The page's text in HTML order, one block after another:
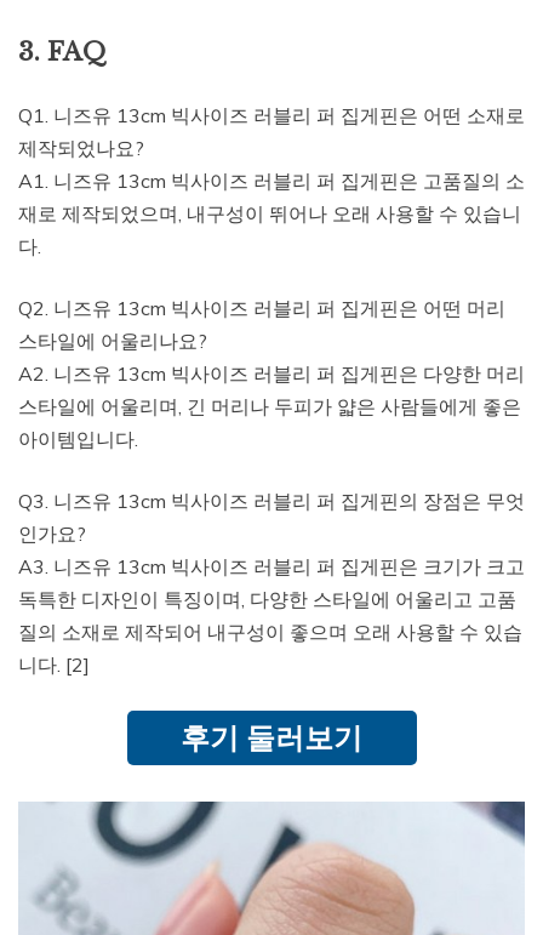
3. FAQ
Q1. 니즈유 13cm 빅사이즈 러블리 퍼 집게핀은 어떤 소재로
제작되었나요?
A1. 니즈유 13cm 빅사이즈 러블리 퍼 집게핀은 고품질의 소
재로 제작되었으며, 내구성이 뛰어나 오래 사용할 수 있습니
다.
Q2. 니즈유 13cm 빅사이즈 러블리 퍼 집게핀은 어떤 머리
스타일에 어울리나요?
A2. 니즈유 13cm 빅사이즈 러블리 퍼 집게핀은 다양한 머리
스타일에 어울리며, 긴 머리나 두피가 얇은 사람들에게 좋은
아이템입니다.
Q3. 니즈유 13cm 빅사이즈 러블리 퍼 집게핀의 장점은 무엇
인가요?
A3. 니즈유 13cm 빅사이즈 러블리 퍼 집게핀은 크기가 크고
독특한 디자인이 특징이며, 다양한 스타일에 어울리고 고품
질의 소재로 제작되어 내구성이 좋으며 오래 사용할 수 있습
니다. [2]
후기 둘러보기